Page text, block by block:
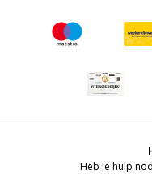
Heb je hulp